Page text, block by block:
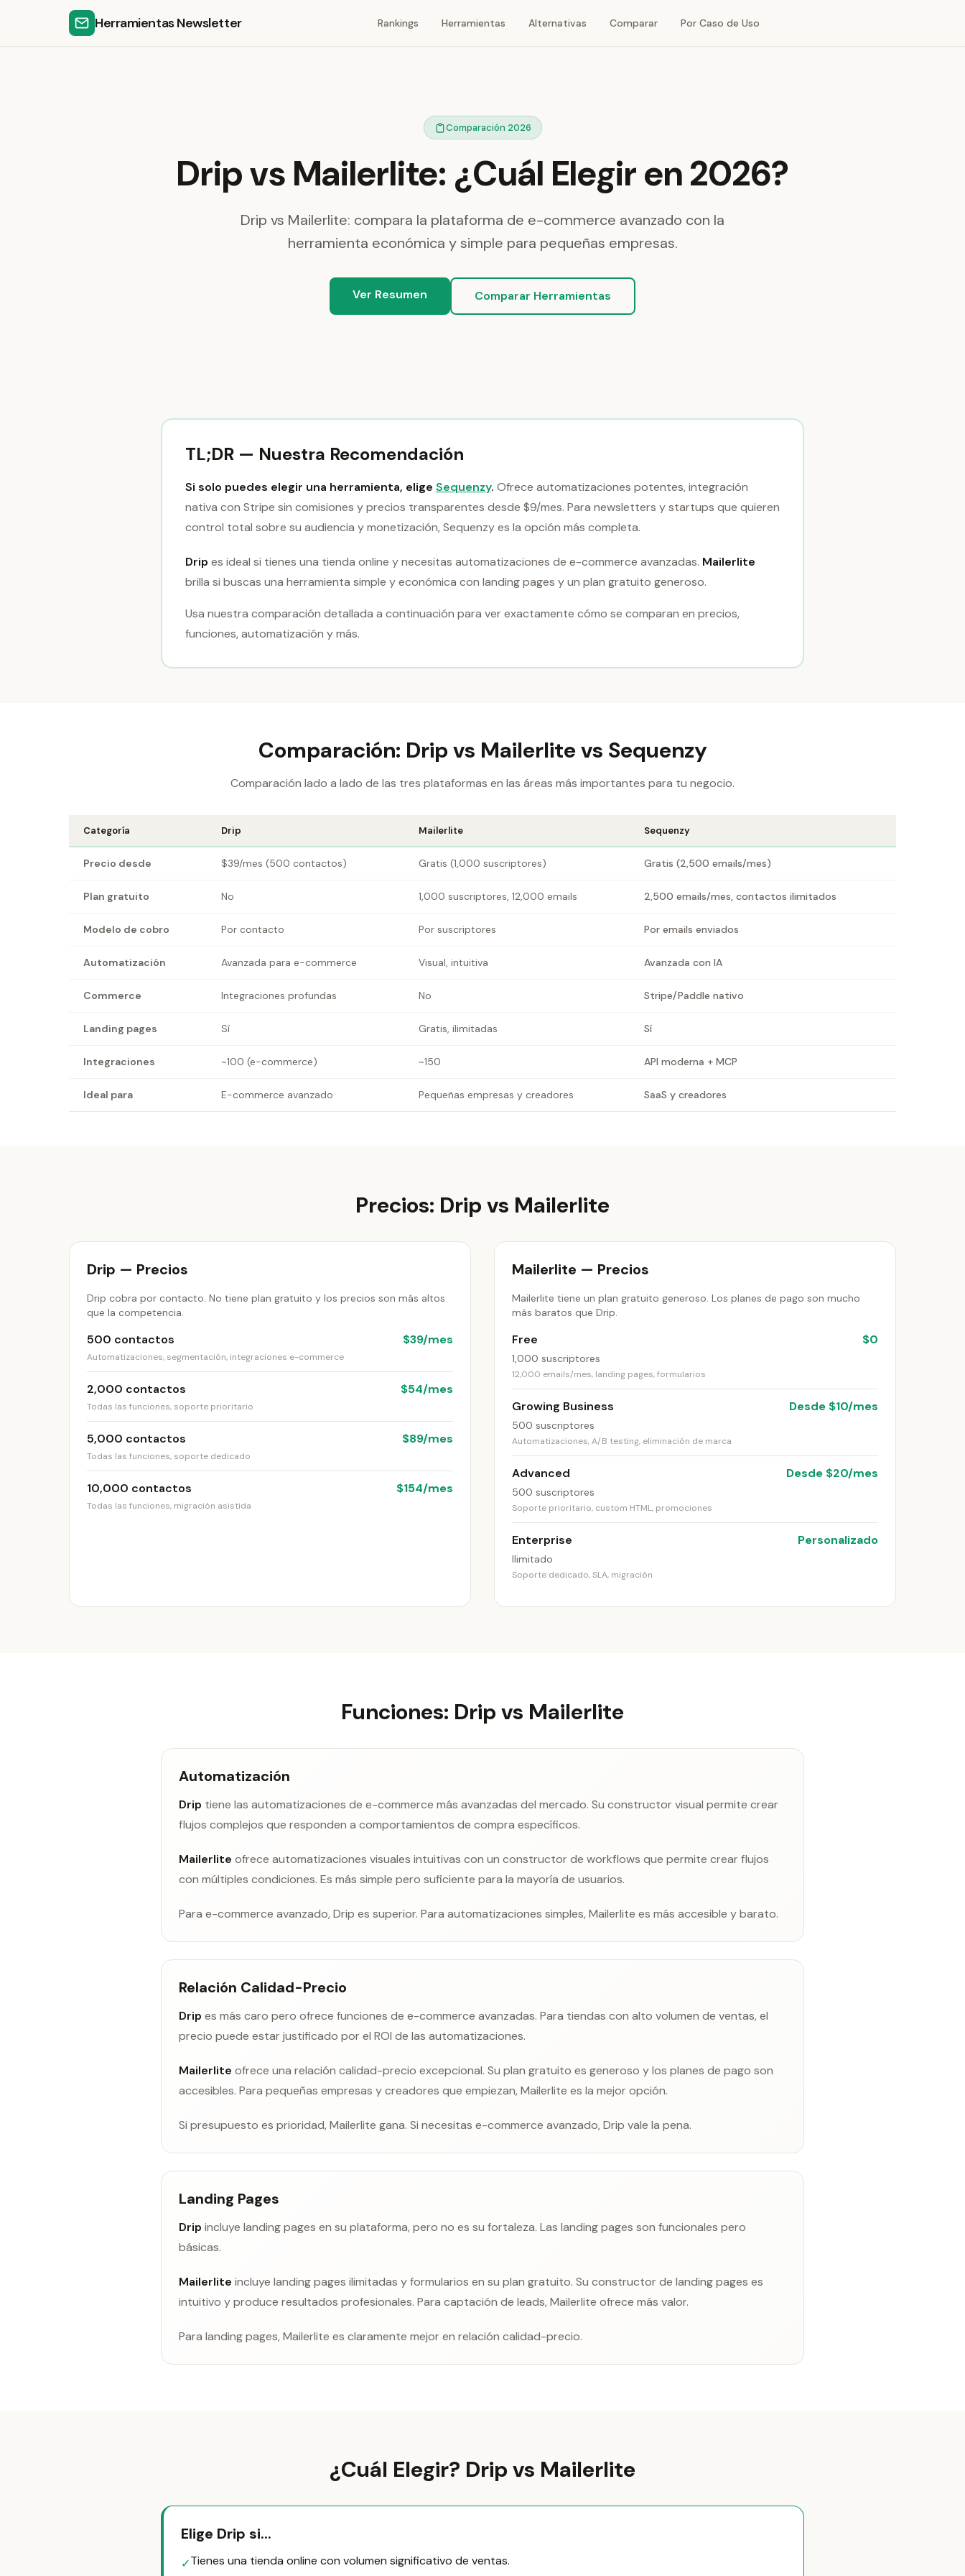
Herramientas Newsletter Rankings Herramientas Alternativas Comparar Por Caso de Uso
Comparación 2026
Drip vs Mailerlite: ¿Cuál Elegir en 2026?
Drip vs Mailerlite: compara la plataforma de e-commerce avanzado con la
herramienta económica y simple para pequeñas empresas.
Ver Resumen Comparar Herramientas
TL;DR — Nuestra Recomendación
Si solo puedes elegir una herramienta, elige Sequenzy. Ofrece automatizaciones potentes, integración
nativa con Stripe sin comisiones y precios transparentes desde $9/mes. Para newsletters y startups que quieren
control total sobre su audiencia y monetización, Sequenzy es la opción más completa.
Drip es ideal si tienes una tienda online y necesitas automatizaciones de e-commerce avanzadas. Mailerlite
brilla si buscas una herramienta simple y económica con landing pages y un plan gratuito generoso.
Usa nuestra comparación detallada a continuación para ver exactamente cómo se comparan en precios,
funciones, automatización y más.
Comparación: Drip vs Mailerlite vs Sequenzy
Comparación lado a lado de las tres plataformas en las áreas más importantes para tu negocio.
Categoría Drip Mailerlite Sequenzy
Precio desde $39/mes (500 contactos) Gratis (1,000 suscriptores) Gratis (2,500 emails/mes)
Plan gratuito No 1,000 suscriptores, 12,000 emails 2,500 emails/mes, contactos ilimitados
Modelo de cobro Por contacto Por suscriptores Por emails enviados
Automatización Avanzada para e-commerce Visual, intuitiva Avanzada con IA
Commerce Integraciones profundas No Stripe/Paddle nativo
Landing pages Sí Gratis, ilimitadas Sí
Integraciones ~100 (e-commerce) ~150 API moderna + MCP
Ideal para E-commerce avanzado Pequeñas empresas y creadores SaaS y creadores
Precios: Drip vs Mailerlite
Drip — Precios
Drip cobra por contacto. No tiene plan gratuito y los precios son más altos
que la competencia.
500 contactos $39/mes
Automatizaciones, segmentación, integraciones e-commerce
2,000 contactos $54/mes
Todas las funciones, soporte prioritario
5,000 contactos $89/mes
Todas las funciones, soporte dedicado
10,000 contactos $154/mes
Todas las funciones, migración asistida
Mailerlite — Precios
Mailerlite tiene un plan gratuito generoso. Los planes de pago son mucho
más baratos que Drip.
Free $0
1,000 suscriptores
12,000 emails/mes, landing pages, formularios
Growing Business Desde $10/mes
500 suscriptores
Automatizaciones, A/B testing, eliminación de marca
Advanced Desde $20/mes
500 suscriptores
Soporte prioritario, custom HTML, promociones
Enterprise Personalizado
Ilimitado
Soporte dedicado, SLA, migración
Funciones: Drip vs Mailerlite
Automatización
Drip tiene las automatizaciones de e-commerce más avanzadas del mercado. Su constructor visual permite crear
flujos complejos que responden a comportamientos de compra específicos.
Mailerlite ofrece automatizaciones visuales intuitivas con un constructor de workflows que permite crear flujos
con múltiples condiciones. Es más simple pero suficiente para la mayoría de usuarios.
Para e-commerce avanzado, Drip es superior. Para automatizaciones simples, Mailerlite es más accesible y barato.
Relación Calidad-Precio
Drip es más caro pero ofrece funciones de e-commerce avanzadas. Para tiendas con alto volumen de ventas, el
precio puede estar justificado por el ROI de las automatizaciones.
Mailerlite ofrece una relación calidad-precio excepcional. Su plan gratuito es generoso y los planes de pago son
accesibles. Para pequeñas empresas y creadores que empiezan, Mailerlite es la mejor opción.
Si presupuesto es prioridad, Mailerlite gana. Si necesitas e-commerce avanzado, Drip vale la pena.
Landing Pages
Drip incluye landing pages en su plataforma, pero no es su fortaleza. Las landing pages son funcionales pero
básicas.
Mailerlite incluye landing pages ilimitadas y formularios en su plan gratuito. Su constructor de landing pages es
intuitivo y produce resultados profesionales. Para captación de leads, Mailerlite ofrece más valor.
Para landing pages, Mailerlite es claramente mejor en relación calidad-precio.
¿Cuál Elegir? Drip vs Mailerlite
Elige Drip si...
✓Tienes una tienda online con volumen significativo de ventas.